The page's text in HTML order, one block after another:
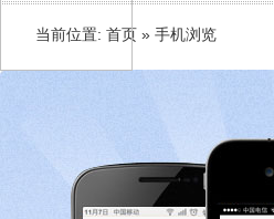
当前位置: 首页 » 手机浏览